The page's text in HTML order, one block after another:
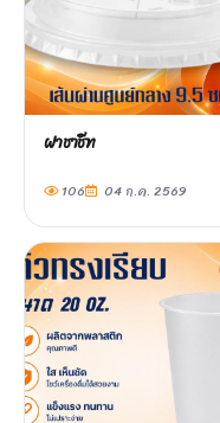
ฝาชาชีท
106 04 ก.ค. 2569